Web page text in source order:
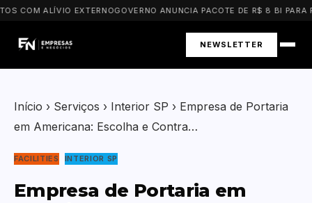
COM ALÍVIO EXTERNOGOVERNO ANUNCIA PACOTE DE R$ 8 BI PARA
NEWSLETTER
Início › Serviços › Interior SP › Empresa de Portaria
em Americana: Escolha e Contra…
FACILITIES INTERIOR SP
Empresa de Portaria em